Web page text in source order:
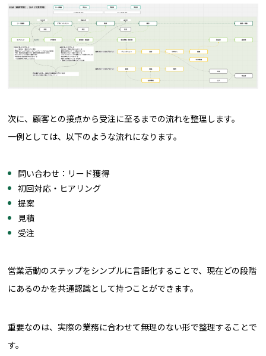
次に、顧客との接点から受注に至るまでの流れを整理します。
一例としては、以下のような流れになります。
問い合わせ：リード獲得
初回対応・ヒアリング
提案
見積
受注
営業活動のステップをシンプルに言語化することで、現在どの段階
にあるのかを共通認識として持つことができます。
重要なのは、実際の業務に合わせて無理のない形で整理することで
す。